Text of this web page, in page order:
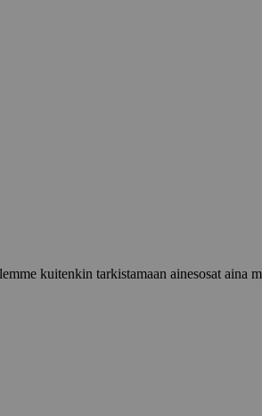
kuitenkin tarkistamaan ainesosat aina